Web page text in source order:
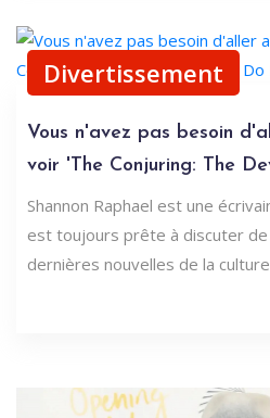
Divertissement
Vous n'avez pas besoin
voir 'The Conjuring: The
Shannon Raphael est une
est toujours prête à discuter
dernières nouvelles de la